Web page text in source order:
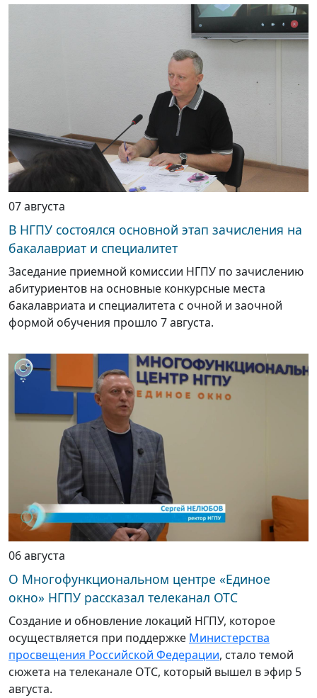
07 августа
В НГПУ состоялся основной этап зачисления на
бакалавриат и специалитет
Заседание приемной комиссии НГПУ по зачислению
абитуриентов на основные конкурсные места
бакалавриата и специалитета с очной и заочной
формой обучения прошло 7 августа.
06 августа
О Многофункциональном центре «Единое
окно» НГПУ рассказал телеканал ОТС
Создание и обновление локаций НГПУ, которое
осуществляется при поддержке Министерства
просвещения Российской Федерации, стало темой
сюжета на телеканале ОТС, который вышел в эфир 5
августа.